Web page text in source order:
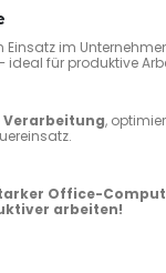
im
ideal für produktive
,
Office-
arbeiten!